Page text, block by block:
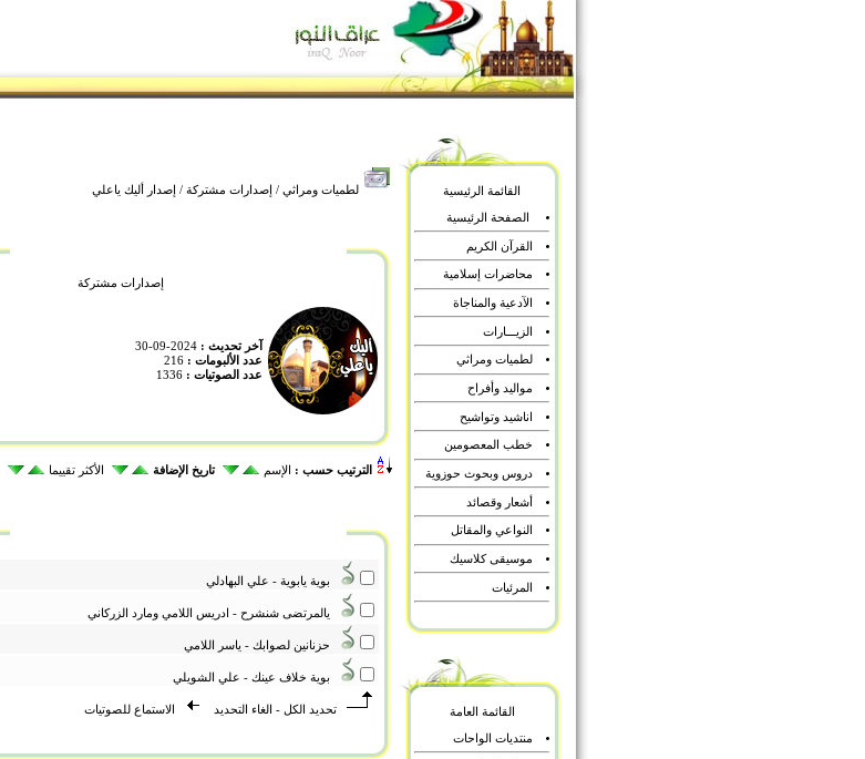
لطميات ومراثي / إصدارات مشتركة / إصدار أليك ياعلي
إصدارات مشتركة
آخر تحديث : 2024-09-30
عدد الألبومات : 216
عدد الصوتيات : 1336
الترتيب حسب : الإسم تاريخ الإضافة الأكثر تقييما
بوية يابوية - علي البهادلي
يالمرتضى شنشرح - ادريس اللامي ومارد الزركاني
حزنانين لصوابك - ياسر اللامي
بوية خلاف عينك - علي الشويلي
تحديد الكل - الغاء التحديد الاستماع للصوتيات
القائمة الرئيسية
الصفحة الرئيسية
القرآن الكريم
محاضرات إسلامية
الآدعية والمناجاة
الزيـــارات
لطميات ومراثي
مواليد وأفراح
اناشيد وتواشيح
خطب المعصومين
دروس وبحوث حوزوية
أشعار وقصائد
النواعي والمقاتل
موسيقى كلاسيك
المرئيات
القائمة العامة
منتديات الواحات